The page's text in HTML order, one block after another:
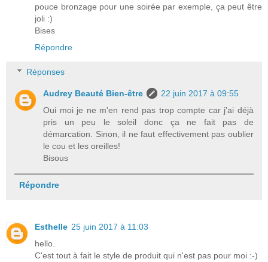
pouce bronzage pour une soirée par exemple, ça peut être
joli :)
Bises
Répondre
Réponses
Audrey Beauté Bien-être
22 juin 2017 à 09:55
Oui moi je ne m'en rend pas trop compte car j'ai déjà
pris un peu le soleil donc ça ne fait pas de
démarcation. Sinon, il ne faut effectivement pas oublier
le cou et les oreilles!
Bisous
Répondre
Esthelle 25 juin 2017 à 11:03
hello.
C'est tout à fait le style de produit qui n'est pas pour moi :-)